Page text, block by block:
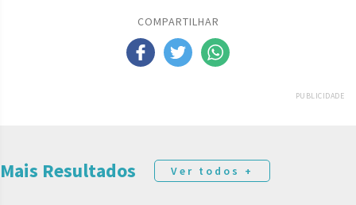
COMPARTILHAR
PUBLICIDADE
Mais Resultados Ver todos +